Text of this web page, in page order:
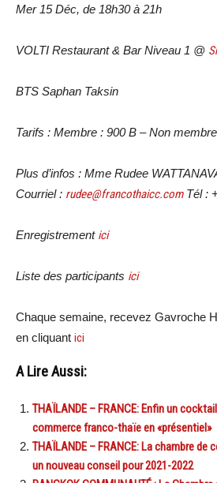
Mer 15 Déc, de 18h30 à 21h
VOLTI Restaurant & Bar Niveau 1 @
BTS Saphan Taksin
Tarifs : Membre : 900 B – Non
Plus d’infos : Mme Rudee
Courriel : rudee@francothaicc.comTél :
Enregistrement ici
Liste des participants ici
Chaque semaine, recevez Gavroche
en cliquant ici
A Lire Aussi:
THAÏLANDE – FRANCE: Enfin un
commerce franco-thaïe en «présentiel»
THAÏLANDE – FRANCE: La chambre
un nouveau conseil pour 2021-2022